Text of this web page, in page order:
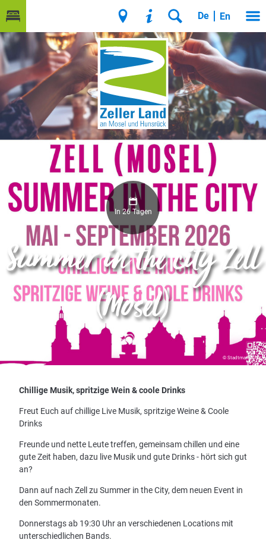
De En
© Stadtmarketing
In 26 Tagen
Summer in the city Zell
(Mosel)
Chillige Musik, spritzige Wein & coole Drinks
Freut Euch auf chillige Live Musik, spritzige Weine & Coole
Drinks
Freunde und nette Leute treffen, gemeinsam chillen und eine
gute Zeit haben, dazu live Musik und gute Drinks - hört sich gut
an?
Dann auf nach Zell zu Summer in the City, dem neuen Event in
den Sommermonaten.
Donnerstags ab 19:30 Uhr an verschiedenen Locations mit
unterschiedlichen Bands.